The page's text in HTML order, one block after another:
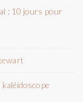
: 10 jours pour